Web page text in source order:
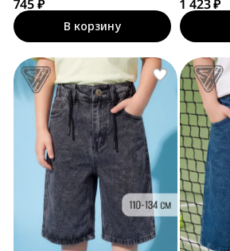
745 ₽
В корзину
1 423 ₽